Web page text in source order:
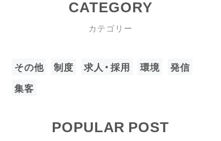
CATEGORY
カテゴリー
その他 制度 求人・採用 環境
発信
集客
POPULAR POST